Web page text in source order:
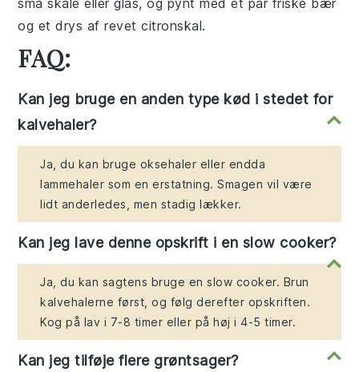
små skåle eller glas, og pynt med et par friske bær
og et drys af revet citronskal.
FAQ:
Kan jeg bruge en anden type kød i stedet for
kalvehaler?
Ja, du kan bruge oksehaler eller endda
lammehaler som en erstatning. Smagen vil være
lidt anderledes, men stadig lækker.
Kan jeg lave denne opskrift i en slow cooker?
Ja, du kan sagtens bruge en slow cooker. Brun
kalvehalerne først, og følg derefter opskriften.
Kog på lav i 7-8 timer eller på høj i 4-5 timer.
Kan jeg tilføje flere grøntsager?